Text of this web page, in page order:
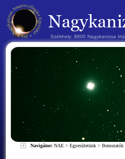
Székhely: 8800 Nagykanizsa
Navigátor: NAE > Egyesületünk > Bemutatók